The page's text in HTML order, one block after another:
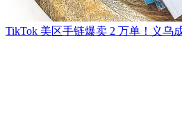
TikTok 美区手链爆卖 2 万单！义乌